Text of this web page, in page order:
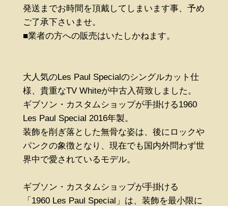
発送までお時間を頂戴してしまいます事、予め
ご了承下さいませ。
■業者の方への販売はいたしかねます。
大人気のLes Paul Specialのシングルカット仕
様、貴重なTV Whiteが中古入荷致しました。
ギブソン・カスタムショップが手掛ける1960
Les Paul Special 2016年製。
装飾を削ぎ落とした無骨な姿は、後にロックや
パンクの象徴となり、現在でも国内外問わず世
界中で愛されているモデル。
ギブソン・カスタムショップが手掛ける
「1960 Les Paul Special」は、装飾を最小限に